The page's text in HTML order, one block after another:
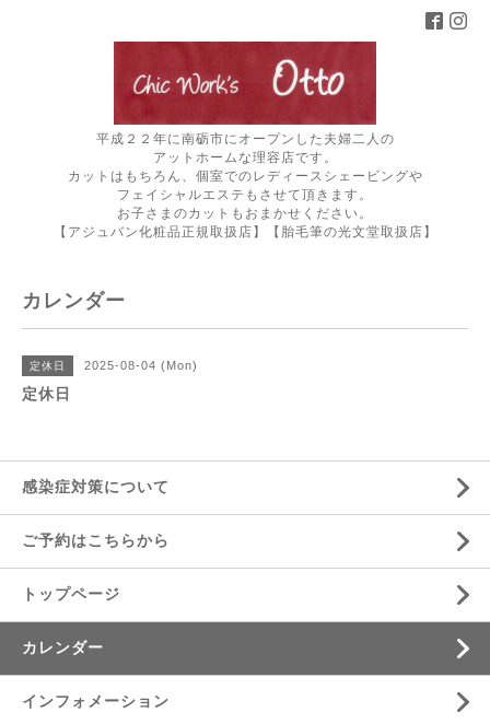
平成２２年に南砺市にオープンした夫婦二人の
アットホームな理容店です。
カットはもちろん、個室でのレディースシェービングや
フェイシャルエステもさせて頂きます。
お子さまのカットもおまかせください。
【アジュバン化粧品正規取扱店】【胎毛筆の光文堂取扱店】
カレンダー
定休日 2025-08-04 (Mon)
定休日
感染症対策について
ご予約はこちらから
トップページ
カレンダー
インフォメーション